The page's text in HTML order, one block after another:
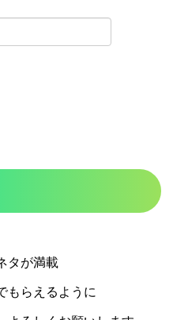
タが満載
もらえるように